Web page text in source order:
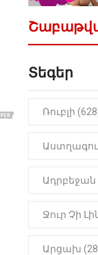
Տեգեր
Ռուբլի
Ադրբեջան
Ջուր Չի
Արցախ